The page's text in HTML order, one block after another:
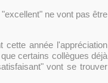
ne vont pas être
cette année l'appréciation
certains collègues déjà
vont se trouver